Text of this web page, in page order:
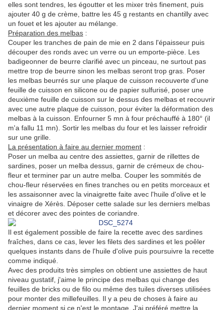
elles sont tendres, les égoutter et les mixer très finement, puis
ajouter 40 g de crème, battre les 45 g restants en chantilly avec
un fouet et les ajouter au mélange.
Préparation des melbas :
Couper les tranches de pain de mie en 2 dans l'épaisseur puis
découper des ronds avec un verre ou un emporte-pièce. Les
badigeonner de beurre clarifié avec un pinceau, ne surtout pas
mettre trop de beurre sinon les melbas seront trop gras. Poser
les melbas beurrés sur une plaque de cuisson recouverte d'une
feuille de cuisson en silicone ou de papier sulfurisé, poser une
deuxième feuille de cuisson sur le dessus des melbas et recouvrir
avec une autre plaque de cuisson, pour éviter la déformation des
melbas à la cuisson. Enfourner 5 mn à four préchauffé à 180° (il
m'a fallu 11 mn). Sortir les melbas du four et les laisser refroidir
sur une grille.
La présentation à faire au dernier moment :
Poser un melba au centre des assiettes, garnir de rillettes de
sardines, poser un melba dessus, garnir de crémeux de chou-
fleur et terminer par un autre melba. Couper les sommités de
chou-fleur réservées en fines tranches ou en petits morceaux et
les assaisonner avec la vinaigrette faite avec l'huile d'olive et le
vinaigre de Xérès. Déposer cette salade sur les derniers melbas
et décorer avec des pointes de coriandre.
Il est également possible de faire la recette avec des sardines
fraîches, dans ce cas, lever les filets des sardines et les poêler
quelques instants dans de l'huile d'olive puis poursuivre la recette
comme indiqué.
Avec des produits très simples on obtient une assiettes de haut
niveau gustatif, j'aime le principe des melbas qui change des
feuilles de bricks ou de filo ou même des tuiles diverses utilisées
pour monter des millefeuilles. Il y a peu de choses à faire au
dernier moment si ce n'est le montage. J'ai préféré mettre la